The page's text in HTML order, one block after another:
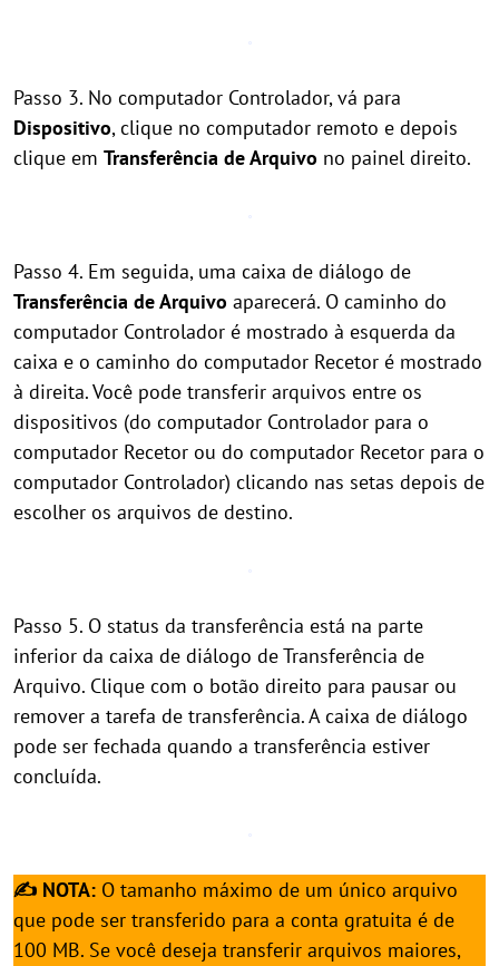
Passo 3. No computador Controlador, vá para
Dispositivo, clique no computador remoto e depois
clique em Transferência de Arquivo no painel direito.
Passo 4. Em seguida, uma caixa de diálogo de
Transferência de Arquivo aparecerá. O caminho do
computador Controlador é mostrado à esquerda da
caixa e o caminho do computador Recetor é mostrado
à direita. Você pode transferir arquivos entre os
dispositivos (do computador Controlador para o
computador Recetor ou do computador Recetor para o
computador Controlador) clicando nas setas depois de
escolher os arquivos de destino.
Passo 5. O status da transferência está na parte
inferior da caixa de diálogo de Transferência de
Arquivo. Clique com o botão direito para pausar ou
remover a tarefa de transferência. A caixa de diálogo
pode ser fechada quando a transferência estiver
concluída.
✍ NOTA: O tamanho máximo de um único arquivo
que pode ser transferido para a conta gratuita é de
100 MB. Se você deseja transferir arquivos maiores,